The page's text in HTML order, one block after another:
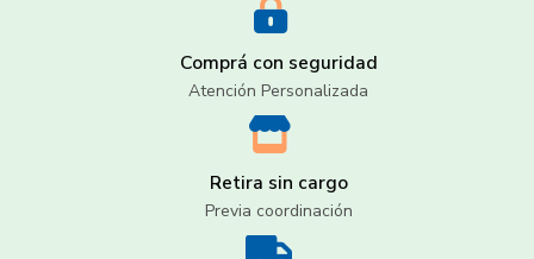
Comprá con seguridad
Atención Personalizada
Retira sin cargo
Previa coordinación